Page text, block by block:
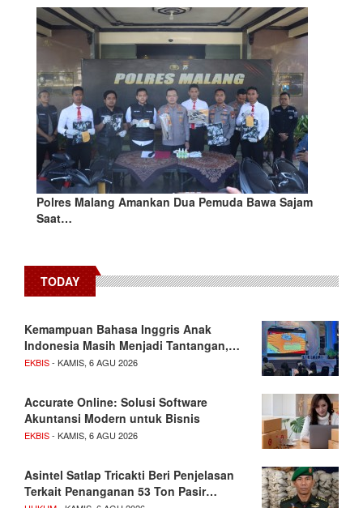
Polres Malang Amankan Dua Pemuda Bawa Sajam
Saat…
TODAY
Kemampuan Bahasa Inggris Anak
Indonesia Masih Menjadi Tantangan,…
EKBIS- KAMIS, 6 AGU 2026
Accurate Online: Solusi Software
Akuntansi Modern untuk Bisnis
EKBIS- KAMIS, 6 AGU 2026
Asintel Satlap Tricakti Beri Penjelasan
Terkait Penanganan 53 Ton Pasir…